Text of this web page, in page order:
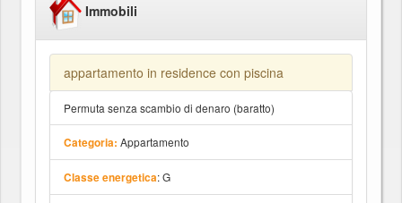
Immobili
appartamento in residence con piscina
Permuta senza scambio di denaro (baratto)
Categoria: Appartamento
Classe energetica: G